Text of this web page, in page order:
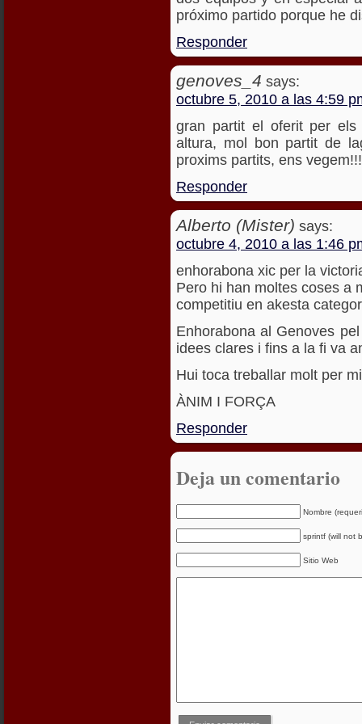
próximo partido porque he
Responder
genoves_4 says:
octubre 5, 2010 a las 4:59
gran partit el oferit per
altura, mol bon partit de
proxims partits, ens vegem!!!
Responder
Alberto (Mister) says:
octubre 4, 2010 a las 1:46
enhorabona xic per la
Pero hi han moltes coses a
competitiu en akesta
Enhorabona al Genoves
idees clares i fins a la fi va
Hui toca treballar molt per
ÀNIM I FORÇA
Responder
Deja un comentario
Nombre
sprintf (will not
Sitio Web